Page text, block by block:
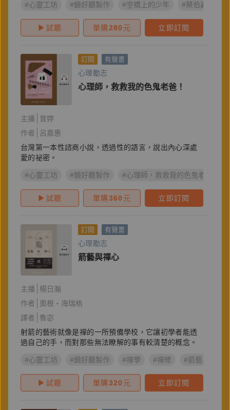
#心靈工坊 #鏡好聽製作 #空橋上的少年 #蔡伯鑫
試聽 單購280 元 立即訂閱
訂閱 有聲書
心理勵志
心理師，救救我的色鬼老爸！
主播
曾婷
作者
呂嘉惠
台灣第一本性諮商小說，透過性的語言，說出內心深處
愛的祕密。
#心靈工坊 #鏡好聽製作 #心理師，救救我的色鬼老爸
試聽 單購360 元 立即訂閱
訂閱 有聲書
心理勵志
箭藝與禪心
主播
楊日瀚
作者
奧根‧海瑞格
譯者
魯宓
射箭的藝術就像是禪的一所預備學校，它讓初學者能透
過自己的手，而對那些無法瞭解的事有較清楚的概念。
#心靈工坊 #鏡好聽製作 #禪學 #禪修 #箭藝與禪心
試聽 單購320 元 立即訂閱